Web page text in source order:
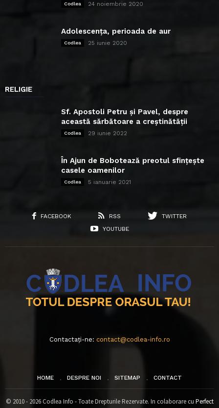
Codlea 24 noiembrie 2020
Adolescența, perioada de aur
Codlea 25 iunie 2020
RELIGIE
Sf. Apostoli Petru și Pavel, despre
această sărbătoare a creștinătății
Codlea 29 iunie 2022
În Ajun de Bobotează preotul sfințește
casele oamenilor
Codlea 5 ianuarie 2021
FACEBOOK RSS
TWITTER
YOUTUBE
Contactați-ne: contact@codlea-info.ro
HOME DESPRE NOI SITEMAP CONTACT
© 2010 - 2026 Codlea Info - Toate Drepturile Rezervate. In colaborare cu Perfect